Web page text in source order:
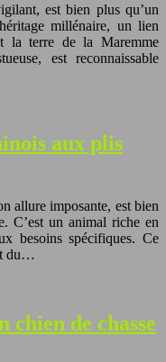
est bien plus qu’un
millénaire, un lien
la terre de la Maremme
est reconnaissable
aux plis
allure imposante, est bien
C’est un animal riche en
besoins spécifiques. Ce
du…
chien de chasse